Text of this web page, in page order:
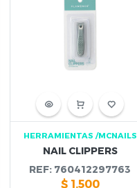
HERRAMIENTAS /MCNAILS
NAIL CLIPPERS
REF: 760412297763
$ 1.500